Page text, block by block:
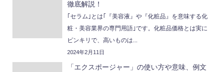
徹底解説！
｢セラム｣とは｢『美容液』や『化粧品』を意味する化
粧・美容業界の専門用語｣です。化粧品価格とは実に
ピンキリで、高いものは...
2024年2月11日
「エクスポージャー」の使い方や意味、例文